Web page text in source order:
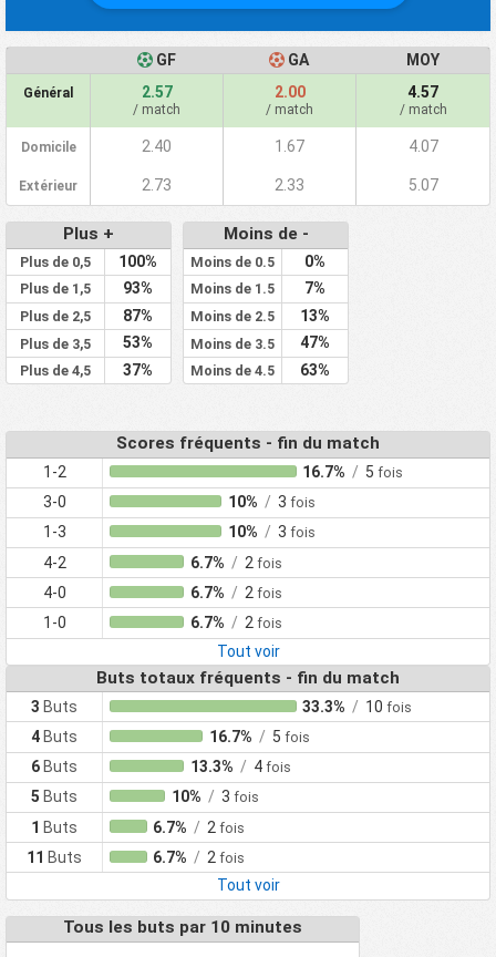
GF GA MOY
Général 2.57
/ match
2.00
/ match
4.57
/ match
Domicile 2.40 1.67 4.07
Extérieur 2.73 2.33 5.07
Plus +
Plus de 0,5 100%
Plus de 1,5 93%
Plus de 2,5 87%
Plus de 3,5 53%
Plus de 4,5 37%
Moins de -
Moins de 0.5 0%
Moins de 1.5 7%
Moins de 2.5 13%
Moins de 3.5 47%
Moins de 4.5 63%
Scores fréquents - fin du match
1-2 16.7% / 5fois
3-0 10% / 3 fois
1-3 10% / 3 fois
4-2 6.7% / 2 fois
4-0 6.7% / 2 fois
1-0 6.7% / 2 fois
Tout voir
Buts totaux fréquents - fin du match
3 Buts 33.3% / 10fois
4 Buts 16.7% / 5 fois
6 Buts 13.3% / 4 fois
5 Buts 10% / 3fois
1Buts 6.7% / 2fois
11 Buts 6.7% / 2fois
Tout voir
Tous les buts par 10 minutes